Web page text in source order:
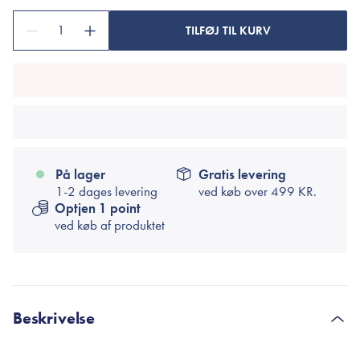
1 TILFØJ TIL KURV
På lager
1-2 dages levering
Gratis levering
ved køb over499 KR.
Optjen 1 point
ved køb af produktet
Beskrivelse